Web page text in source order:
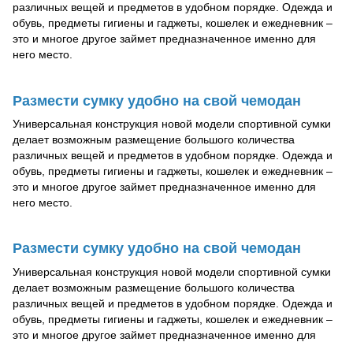
различных вещей и предметов в удобном порядке. Одежда и
обувь, предметы гигиены и гаджеты, кошелек и ежедневник –
это и многое другое займет предназначенное именно для
него место.
Размести сумку удобно на свой чемодан
Универсальная конструкция новой модели спортивной сумки
делает возможным размещение большого количества
различных вещей и предметов в удобном порядке. Одежда и
обувь, предметы гигиены и гаджеты, кошелек и ежедневник –
это и многое другое займет предназначенное именно для
него место.
Размести сумку удобно на свой чемодан
Универсальная конструкция новой модели спортивной сумки
делает возможным размещение большого количества
различных вещей и предметов в удобном порядке. Одежда и
обувь, предметы гигиены и гаджеты, кошелек и ежедневник –
это и многое другое займет предназначенное именно для